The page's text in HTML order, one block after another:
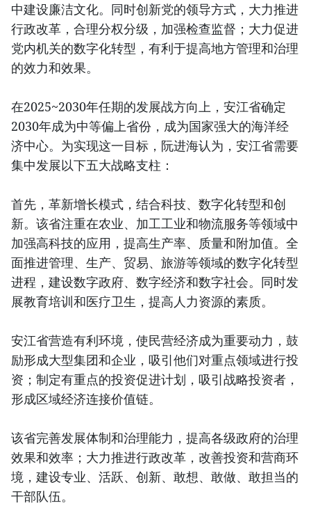
中建设廉洁文化。同时创新党的领导方式，大力推进
行政改革，合理分权分级，加强检查监督；大力促进
党内机关的数字化转型，有利于提高地方管理和治理
的效力和效果。
在2025~2030年任期的发展战方向上，安江省确定
2030年成为中等偏上省份，成为国家强大的海洋经
济中心。为实现这一目标，阮进海认为，安江省需要
集中发展以下五大战略支柱：
首先，革新增长模式，结合科技、数字化转型和创
新。该省注重在农业、加工工业和物流服务等领域中
加强高科技的应用，提高生产率、质量和附加值。全
面推进管理、生产、贸易、旅游等领域的数字化转型
进程，建设数字政府、数字经济和数字社会。同时发
展教育培训和医疗卫生，提高人力资源的素质。
安江省营造有利环境，使民营经济成为重要动力，鼓
励形成大型集团和企业，吸引他们对重点领域进行投
资；制定有重点的投资促进计划，吸引战略投资者，
形成区域经济连接价值链。
该省完善发展体制和治理能力，提高各级政府的治理
效果和效率；大力推进行政改革，改善投资和营商环
境，建设专业、活跃、创新、敢想、敢做、敢担当的
干部队伍。